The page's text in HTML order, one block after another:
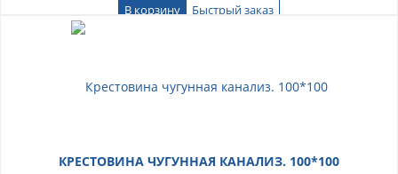
В корзину Быстрый заказ
КРЕСТОВИНА ЧУГУННАЯ КАНАЛИЗ. 100*100